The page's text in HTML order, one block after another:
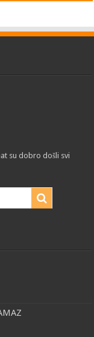
su dobro došli svi